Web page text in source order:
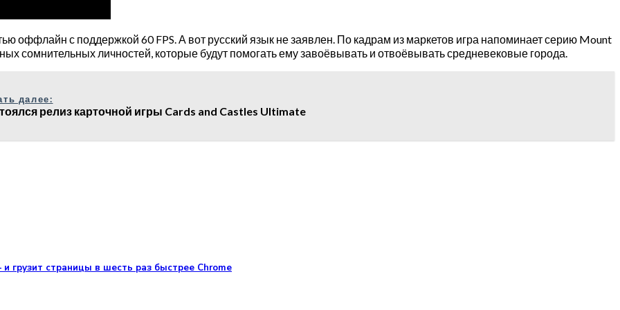
оффлайн с поддержкой 60 FPS. А вот русский язык не заявлен. По кадрам из маркетов игра напоминает серию Mount
сомнительных личностей, которые будут помогать ему завоёвывать и отвоёвывать средневековые города.
далее:
релиз карточной игры Cards and Castles Ultimate
грузит страницы в шесть раз быстрее Chrome